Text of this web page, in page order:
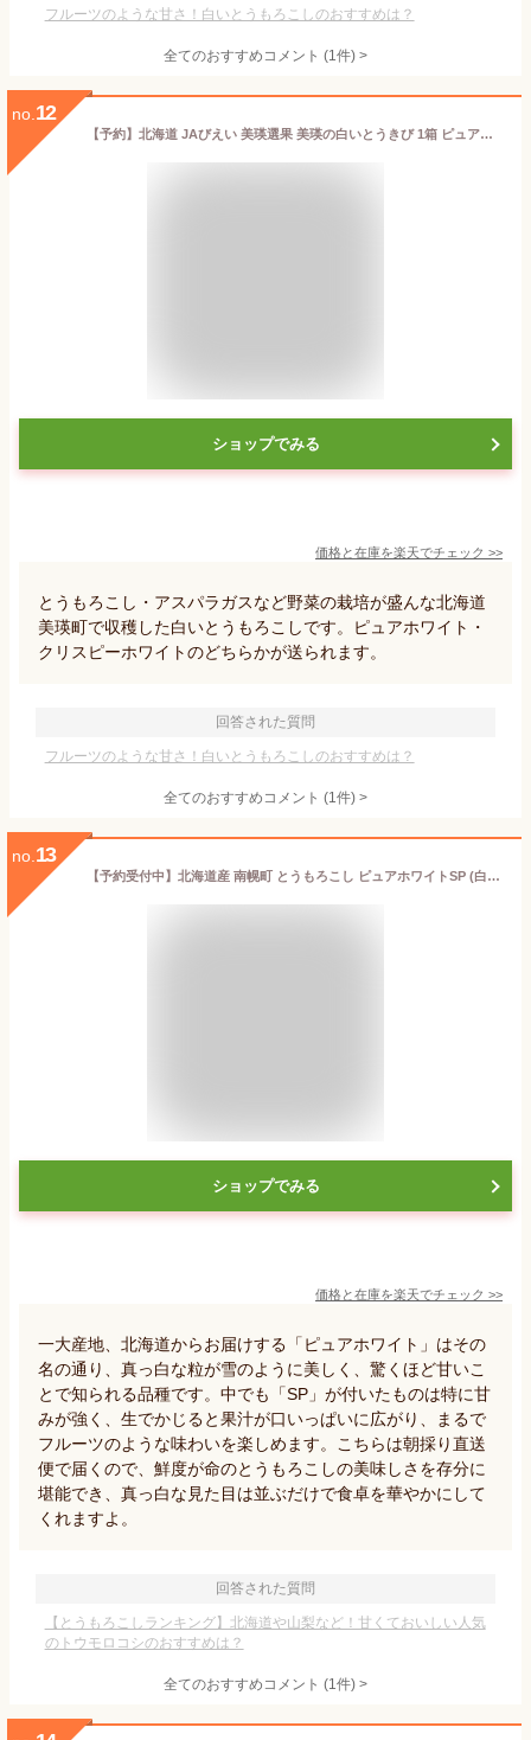
フルーツのような甘さ！白いとうもろこしのおすすめは？
全てのおすすめコメント (1件) >
no. 12
【予約】北海道 JAびえい 美瑛選果 美瑛の白いとうきび 1箱 ピュアホワイト or クリスピーホワイト 12本 とうもろこし 美瑛 コーン とうきび トウモロコシ 北海道産 産地直送 白 甘い お取り寄せ 産直 夏野菜 北海道美瑛 北海道トウモロコシ 白いとうもろこし 野菜宅配
ショップでみる
価格と在庫を楽天でチェック >>
とうもろこし・アスパラガスなど野菜の栽培が盛んな北海道
美瑛町で収穫した白いとうもろこしです。ピュアホワイト・
クリスピーホワイトのどちらかが送られます。
回答された質問
フルーツのような甘さ！白いとうもろこしのおすすめは？
全てのおすすめコメント (1件) >
no. 13
【予約受付中】北海道産 南幌町 とうもろこし ピュアホワイトSP (白色/クール冷蔵便) 南幌町明るい農村ネットワーク 朝採り トウモロコシ スイートコーン とうきび 残暑見舞い ギフト 贈り物 お祝い プレゼント 北海道 野菜 グルメ 産地直送 お取り寄せ
ショップでみる
価格と在庫を楽天でチェック >>
一大産地、北海道からお届けする「ピュアホワイト」はその
名の通り、真っ白な粒が雪のように美しく、驚くほど甘いこ
とで知られる品種です。中でも「SP」が付いたものは特に甘
みが強く、生でかじると果汁が口いっぱいに広がり、まるで
フルーツのような味わいを楽しめます。こちらは朝採り直送
便で届くので、鮮度が命のとうもろこしの美味しさを存分に
堪能でき、真っ白な見た目は並ぶだけで食卓を華やかにして
くれますよ。
回答された質問
【とうもろこしランキング】北海道や山梨など！甘くておいしい人気
のトウモロコシのおすすめは？
全てのおすすめコメント (1件) >